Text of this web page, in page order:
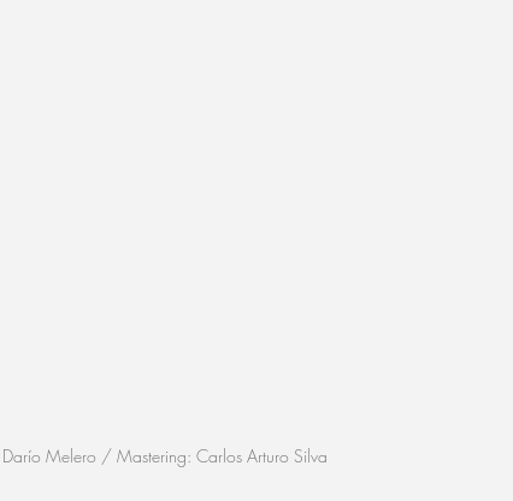
Melero / Mastering: Carlos Arturo Silva